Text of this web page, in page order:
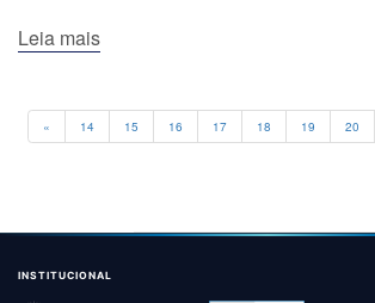
Leia mais
« Previous
14 15 16 17 18 19 20
INSTITUCIONAL